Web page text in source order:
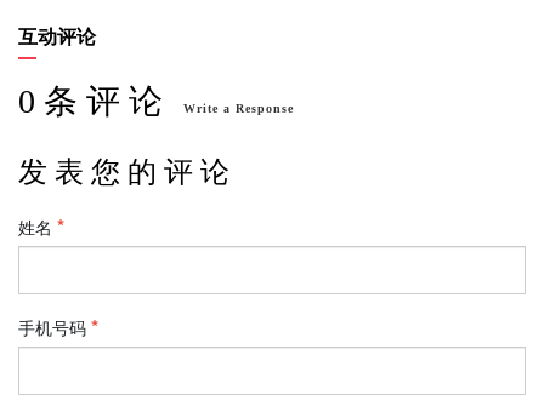
互动评论
0 条 评 论 Write a Response
发 表 您 的 评 论
姓名
手机号码